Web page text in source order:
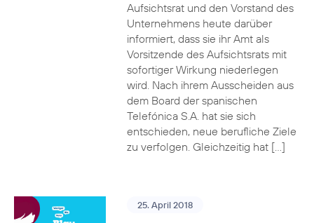
Aufsichtsrat und den Vorstand des
Unternehmens heute darüber
informiert, dass sie ihr Amt als
Vorsitzende des Aufsichtsrats mit
sofortiger Wirkung niederlegen
wird. Nach ihrem Ausscheiden aus
dem Board der spanischen
Telefónica S.A. hat sie sich
entschieden, neue berufliche Ziele
zu verfolgen. Gleichzeitig hat […]
25. April 2018